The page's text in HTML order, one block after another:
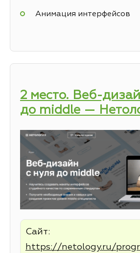
Анимация интерфейсов
2 место. Веб-
до middle —
Сайт:
https://netology.ru/